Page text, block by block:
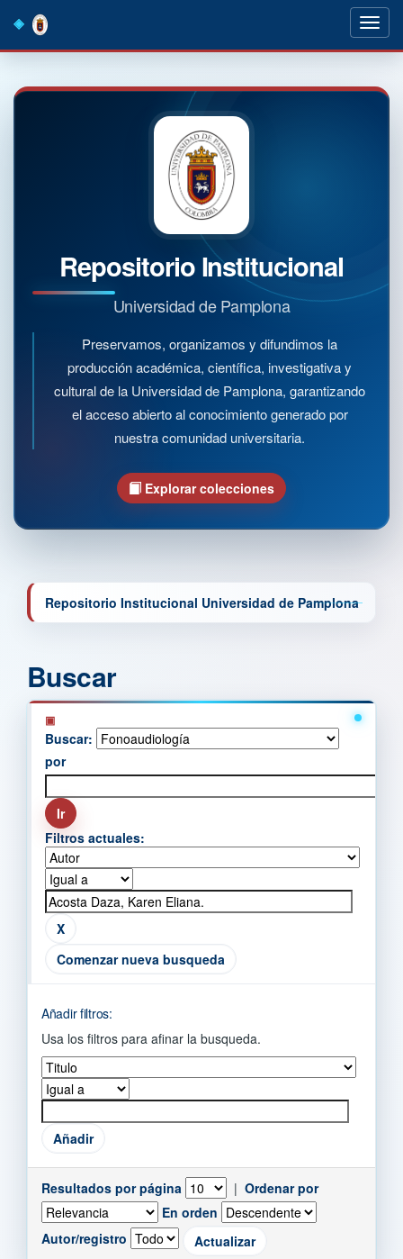
navigation
Repositorio Institucional
Universidad de Pamplona
Preservamos, organizamos y difundimos la
producción académica, científica, investigativa y
cultural de la Universidad de Pamplona, garantizando
el acceso abierto al conocimiento generado por
nuestra comunidad universitaria.
Explorar colecciones
Repositorio Institucional Universidad de Pamplona
Buscar
Buscar:
por
Filtros actuales:
Comenzar nueva busqueda
Añadir filtros:
Usa los filtros para afinar la busqueda.
Resultados por página | Ordenar por
En orden
Autor/registro